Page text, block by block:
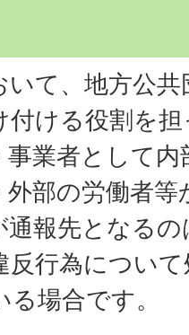
いて、地方公
付ける役割を
事業者として
外部の労働者等
通報先となる
反行為につい
場合です。